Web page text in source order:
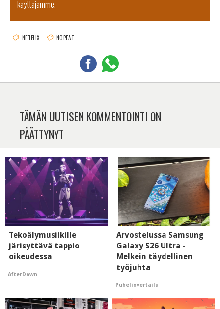
käyttäjämme.
NETFLIX NOPEAT
TÄMÄN UUTISEN KOMMENTOINTI ON
PÄÄTTYNYT
Tekoälymusiikille
järisyttävä tappio
oikeudessa
AfterDawn
Arvostelussa Samsung
Galaxy S26 Ultra -
Melkein täydellinen
työjuhta
Puhelinvertailu